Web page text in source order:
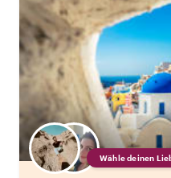
Wähle deinen